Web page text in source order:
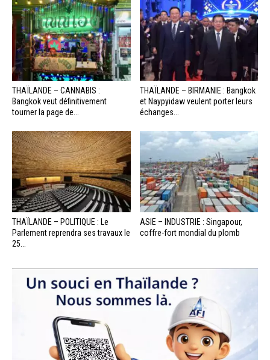
THAÏLANDE – CANNABIS :
Bangkok veut définitivement
tourner la page de...
THAÏLANDE – BIRMANIE : Bangkok
et Naypyidaw veulent porter leurs
échanges...
THAÏLANDE – POLITIQUE : Le
Parlement reprendra ses travaux le
25...
ASIE – INDUSTRIE : Singapour,
coffre-fort mondial du plomb